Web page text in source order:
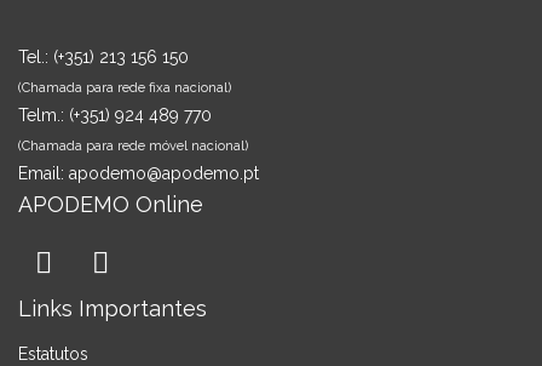
Tel.: (+351) 213 156 150
(Chamada para rede fixa nacional)
Telm.: (+351) 924 489 770
(Chamada para rede móvel nacional)
Email: apodemo@apodemo.pt
APODEMO Online
Links Importantes
Estatutos